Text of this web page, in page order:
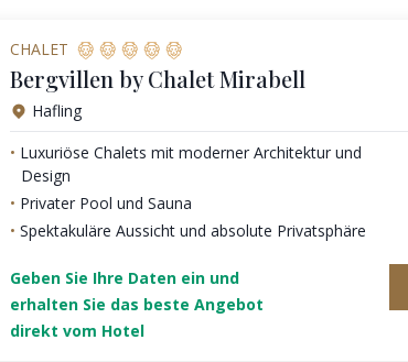
CHALET
Bergvillen by Chalet Mirabell
Hafling
Luxuriöse Chalets mit moderner Architektur und
Design
Privater Pool und Sauna
Spektakuläre Aussicht und absolute Privatsphäre
Geben Sie Ihre Daten ein und
erhalten Sie das beste Angebot
direkt vom Hotel